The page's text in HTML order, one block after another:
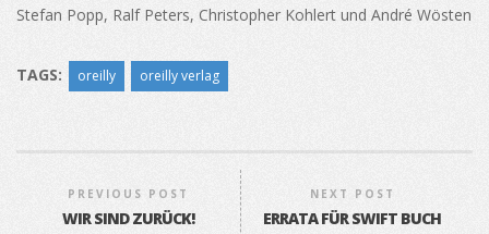
Stefan Popp, Ralf Peters, Christopher Kohlert und André Wösten
TAGS: oreilly oreilly verlag
PREVIOUS POST
WIR SIND ZURÜCK!
NEXT POST
ERRATA FÜR SWIFT BUCH